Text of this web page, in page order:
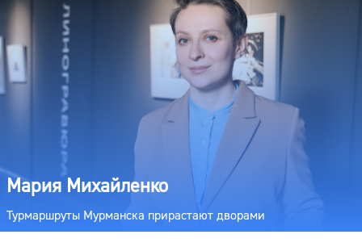
Мария Михайленко
Турмаршруты Мурманска прирастают дворами